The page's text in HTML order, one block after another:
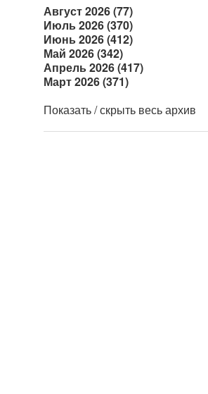
Август 2026 (77)
Июль 2026 (370)
Июнь 2026 (412)
Май 2026 (342)
Апрель 2026 (417)
Март 2026 (371)
Показать / скрыть весь архив